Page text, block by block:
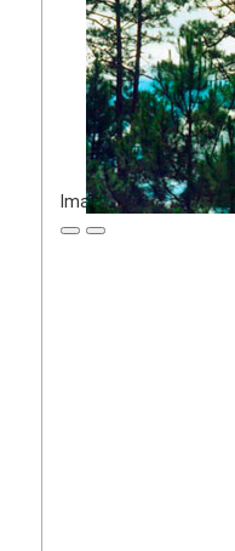
Image cannot be loaded